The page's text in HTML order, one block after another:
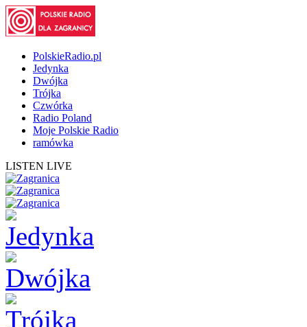
PolskieRadio.pl
Jedynka
Dwójka
Trójka
Czwórka
Radio Poland
Moje Polskie Radio
ramówka
LISTEN LIVE